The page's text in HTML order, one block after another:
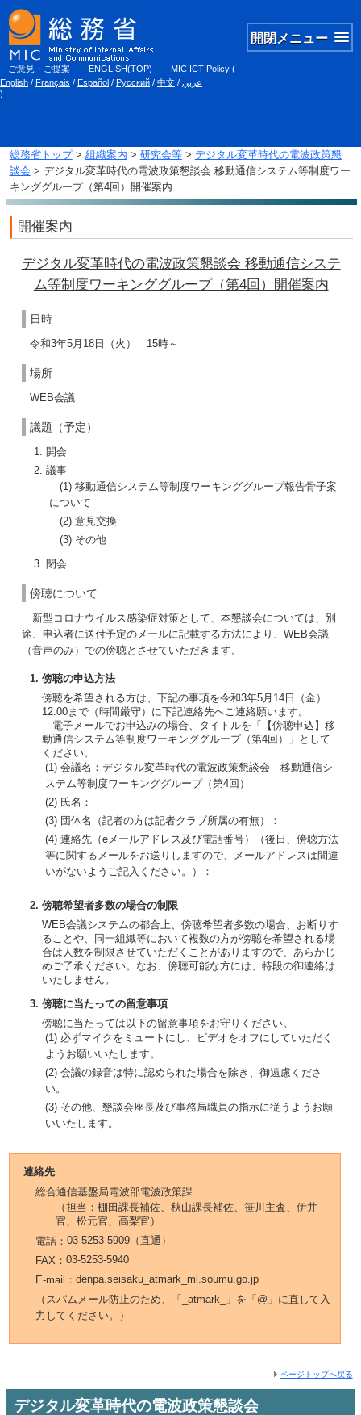
開閉メニュー
ご意見・ご提案 ENGLISH(TOP) MIC ICT Policy (
English / Français / Español / Русский / 中文 / عربي
)
総務省トップ> 組織案内 > 研究会等> デジタル変革時代の電波政策懇
談会 > デジタル変革時代の電波政策懇談会 移動通信システム等制度ワー
キンググループ（第4回）開催案内
開催案内
デジタル変革時代の電波政策懇談会 移動通信システ
ム等制度ワーキンググループ（第4回）開催案内
日時
令和3年5月18日（火） 15時～
場所
WEB会議
議題（予定）
開会
議事
(1) 移動通信システム等制度ワーキンググループ報告骨子案
について
(2) 意見交換
(3) その他
閉会
傍聴について
新型コロナウイルス感染症対策として、本懇談会については、別
途、申込者に送付予定のメールに記載する方法により、WEB会議
（音声のみ）での傍聴とさせていただきます。
1. 傍聴の申込方法
傍聴を希望される方は、下記の事項を令和3年5月14日（金）
12:00まで（時間厳守）に下記連絡先へご連絡願います。
電子メールでお申込みの場合、タイトルを「【傍聴申込】移
動通信システム等制度ワーキンググループ（第4回）」として
ください。
(1) 会議名：デジタル変革時代の電波政策懇談会 移動通信シ
ステム等制度ワーキンググループ（第4回）
(2) 氏名：
(3) 団体名（記者の方は記者クラブ所属の有無）：
(4) 連絡先（eメールアドレス及び電話番号）（後日、傍聴方法
等に関するメールをお送りしますので、メールアドレスは間違
いがないようご記入ください。）：
2. 傍聴希望者多数の場合の制限
WEB会議システムの都合上、傍聴希望者多数の場合、お断りす
ることや、同一組織等において複数の方が傍聴を希望される場
合は人数を制限させていただくことがありますので、あらかじ
めご了承ください。なお、傍聴可能な方には、特段の御連絡は
いたしません。
3. 傍聴に当たっての留意事項
傍聴に当たっては以下の留意事項をお守りください。
(1) 必ずマイクをミュートにし、ビデオをオフにしていただく
ようお願いいたします。
(2) 会議の録音は特に認められた場合を除き、御遠慮くださ
い。
(3) その他、懇談会座長及び事務局職員の指示に従うようお願
いいたします。
連絡先
総合通信基盤局電波部電波政策課
（担当：棚田課長補佐、秋山課長補佐、笹川主査、伊井
官、松元官、高梨官）
電話： 03-5253-5909（直通）
FAX： 03-5253-5940
E-mail： denpa.seisaku_atmark_ml.soumu.go.jp
（スパムメール防止のため、「_atmark_」を「@」に直して入
力してください。）
ページトップへ戻る
デジタル変革時代の電波政策懇談会